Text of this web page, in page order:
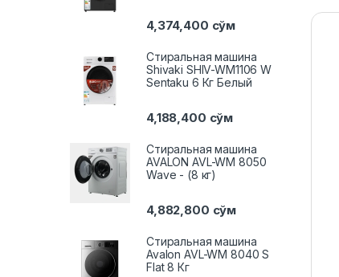
4,374,400 сўм
Стиральная машина
Shivaki SHIV-WM1106 W
Sentaku 6 Кг Белый
4,188,400 сўм
Стиральная машина
AVALON AVL-WM 8050
Wave - (8 кг)
4,882,800 сўм
Стиральная машина
Avalon AVL-WM 8040 S
Flat 8 Кг